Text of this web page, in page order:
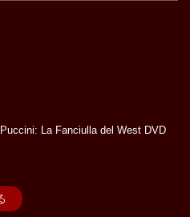
La Fanciulla del West DVD